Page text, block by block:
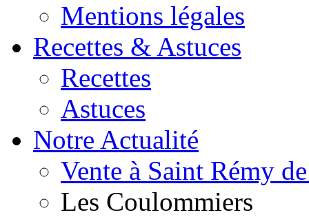
Mentions légales
Recettes & Astuces
Recettes
Astuces
Notre Actualité
Vente à Saint Rémy
Les Coulommiers